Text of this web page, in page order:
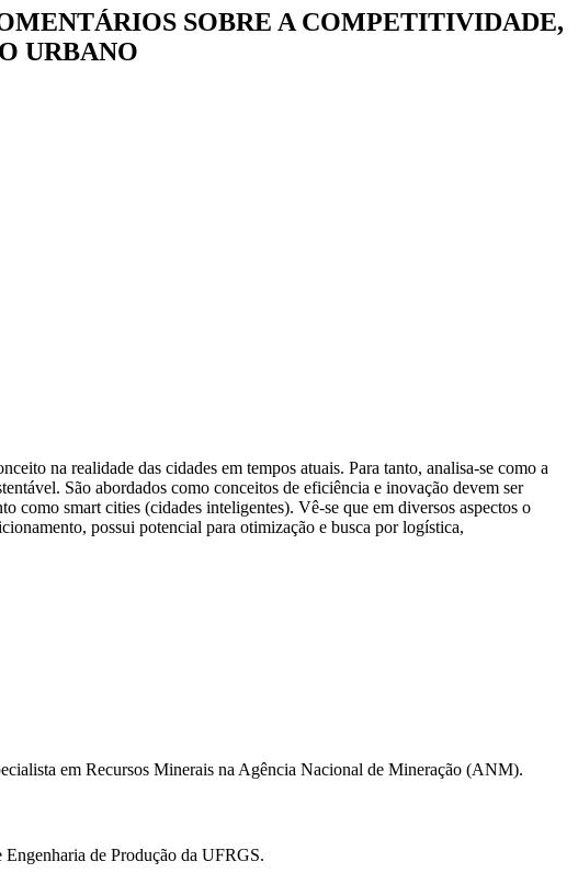
SOBRE A COMPETITIVIDADE,
URBANO
na realidade das cidades em tempos atuais. Para tanto, analisa-se como a
São abordados como conceitos de eficiência e inovação devem ser
como smart cities (cidades inteligentes). Vê-se que em diversos aspectos o
possui potencial para otimização e busca por logística,
em Recursos Minerais na Agência Nacional de Mineração (ANM).
de Produção da UFRGS.